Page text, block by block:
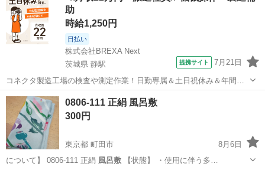
助
時給1,250円
日払い
株式会社BREXA Next
茨城県 静駅
提携サイト 7月21日
コネクタ製造工場の検査や測定作業！日勤専属＆土日祝休み＆年間休
日128日★クリーンルーム内作業★マイカー通勤OK＆無料駐車場あり
★就業先食堂利用可！日払い制度あり！《茨城県常陸大宮市》 人気の
工場のお仕事 ◇コネクタ製造工...
茨城 常陸大宮市 静駅 その他
0806-111 正絹 風呂敷
300円
東京都 町田市
8月6日
について】 0806-111 正絹 風呂敷 【状態】 ・使用に伴う多…